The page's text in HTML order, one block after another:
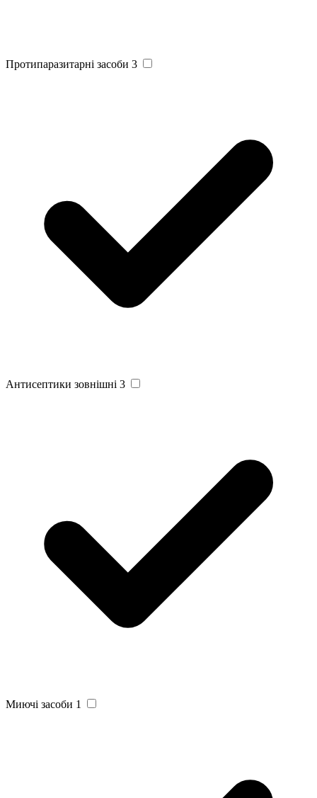
Протипаразитарні засоби 3
Антисептики зовнішні 3
Миючі засоби 1